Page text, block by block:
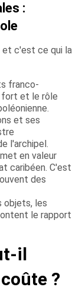
:
et c'est ce qui la
franco-
fort et le rôle
et ses
l'archipel.
en valeur
caribéen. C'est
des
objets, les
le rapport
il
?